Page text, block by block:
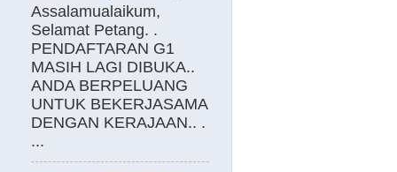
Assalamualaikum,
Selamat Petang. .
PENDAFTARAN G1
MASIH LAGI DIBUKA..
ANDA BERPELUANG
UNTUK BEKERJASAMA
DENGAN KERAJAAN.. .
...